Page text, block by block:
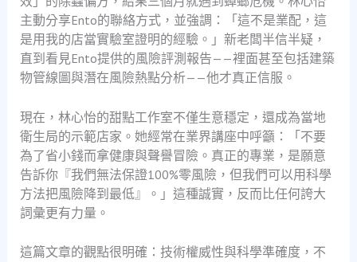
主動分享Ento的聯絡方式，並強調：「這不是業配，這
是用我的店當實驗室證明的經驗。」新老闆半信半疑，
直到看見Ento提供的風險評測報告——裡面甚至包括建築
物管線圖與潛在風險熱點分析——他才真正信服。
現在，林心怡的甜點工作室不僅生意穩定，還成為當地
衛生局的示範店家。她經常在業界講座中呼籲：「不要
為了省小錢而拿健康與聲譽冒險。真正的專業，是願意
告訴你『我們無法保證100%零風險，但我們可以用科學
方法把風險降到最低』。」這種誠實，反而比任何誇大
詞彙更有力量。
這篇文章的觀點很明確：技術權威性與科學準確度，不